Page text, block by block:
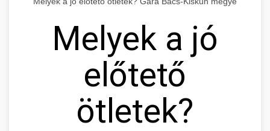
Melyek a jó
előtető
ötletek?